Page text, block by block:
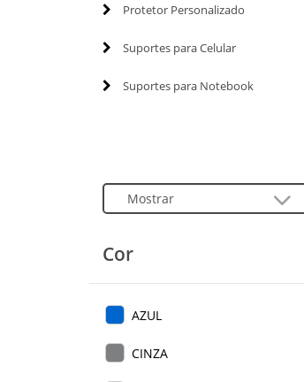
Protetor Personalizado
Suportes para Celular
Suportes para Notebook
Cor
AZUL
CINZA